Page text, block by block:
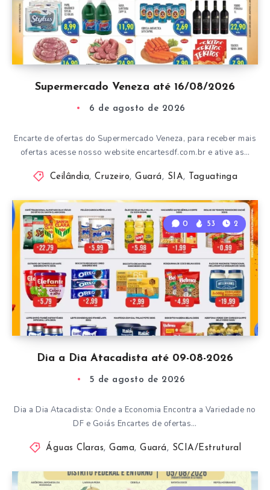
Supermercado Veneza até 16/08/2026
6 de agosto de 2026
Encarte de ofertas do Supermercado Veneza, para receber mais
ofertas acesse nosso website encartesdf.com.br e ative as…
Ceilândia, Cruzeiro, Guará , SIA, Taguatinga
Dia a Dia Atacadista até 09-08-2026
0 53 2
5 de agosto de 2026
Dia a Dia Atacadista: Onde a Economia Encontra a Variedade no
DF e Goiás Encartes de ofertas…
Águas Claras,Gama,Guará , SCIA/Estrutural